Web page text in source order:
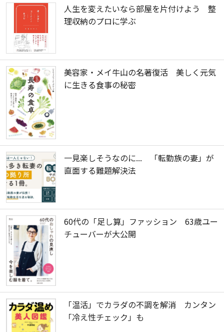
人生を変えたいなら部屋を片付けよう 整
理収納のプロに学ぶ
美容家・メイ牛山の名著復活 美しく元気
に生きる食事の秘密
一見楽しそうなのに... 「転勤族の妻」が
直面する難題解決法
60代の「足し算」ファッション 63歳ユー
チューバーが大公開
「温活」でカラダの不調を解消 カンタン
「冷え性チェック」も